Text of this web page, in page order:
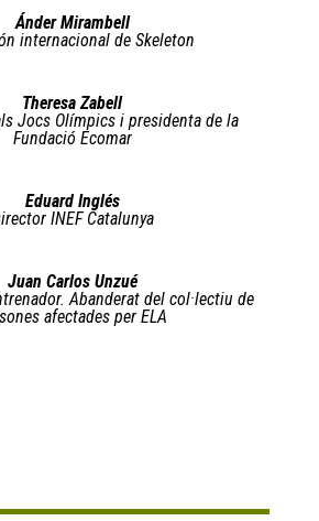
Ánder Mirambell
internacional de Skeleton
Theresa Zabell
Jocs Olímpics i presidenta de la
Fundació Ecomar
Eduard Inglés
INEF Catalunya
Juan Carlos Unzué
Abanderat del col·lectiu de
afectades per ELA